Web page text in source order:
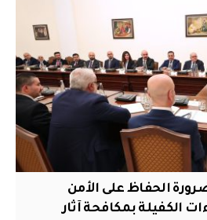
الحفاظ على الأمن
الكفيلة بمكافحة آثار